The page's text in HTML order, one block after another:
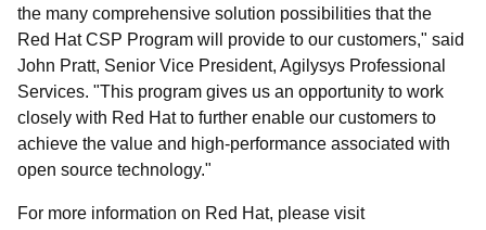
the many comprehensive solution possibilities that the
Red Hat CSP Program will provide to our customers," said
John Pratt, Senior Vice President, Agilysys Professional
Services. "This program gives us an opportunity to work
closely with Red Hat to further enable our customers to
achieve the value and high-performance associated with
open source technology."
For more information on Red Hat, please visit